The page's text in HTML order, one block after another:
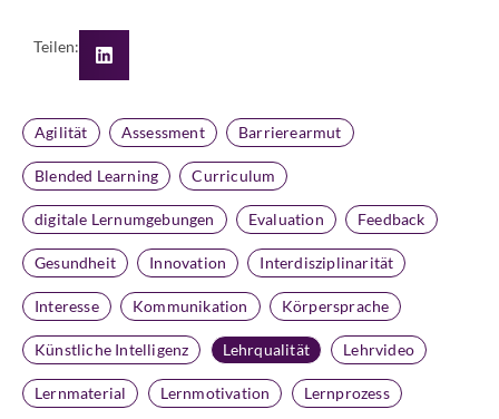
Teilen:
Agilität Assessment Barrierearmut
Blended Learning Curriculum
digitale Lernumgebungen Evaluation Feedback
Gesundheit Innovation Interdisziplinarität
Interesse Kommunikation Körpersprache
Künstliche Intelligenz Lehrqualität Lehrvideo
Lernmaterial Lernmotivation Lernprozess